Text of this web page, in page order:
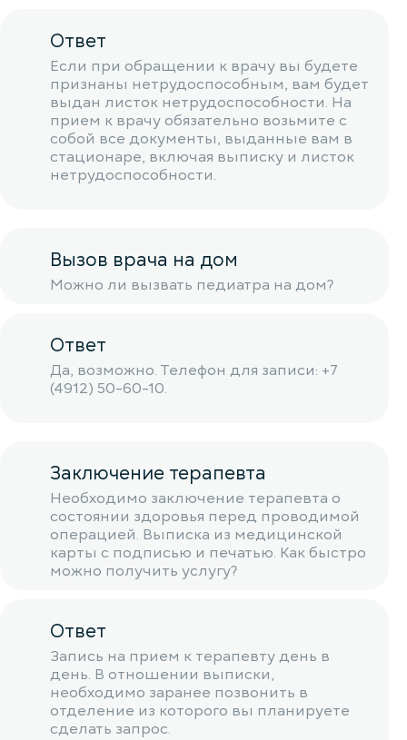
Ответ
Если при обращении к врачу вы будете
признаны нетрудоспособным, вам будет
выдан листок нетрудоспособности. На
прием к врачу обязательно возьмите с
собой все документы, выданные вам в
стационаре, включая выписку и листок
нетрудоспособности.
Вызов врача на дом
Можно ли вызвать педиатра на дом?
Ответ
Да, возможно. Телефон для записи: +7
(4912) 50-60-10.
Заключение терапевта
Необходимо заключение терапевта о
состоянии здоровья перед проводимой
операцией. Выписка из медицинской
карты с подписью и печатью. Как быстро
можно получить услугу?
Ответ
Запись на прием к терапевту день в
день. В отношении выписки,
необходимо заранее позвонить в
отделение из которого вы планируете
сделать запрос.